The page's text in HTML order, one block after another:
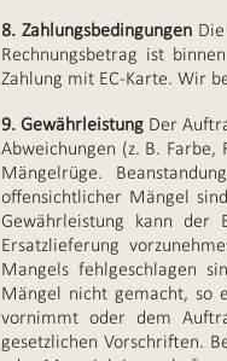
8. Zahlungsbedingungen
Rechnungsbetrag ist
Zahlung mit EC-Karte. Wir
9. Gewährleistung Der
Abweichungen (z. B.
Mängelrüge.
offensichtlicher Mängel
Gewährleistung kann der
Ersatzlieferung
Mangels fehlgeschlagen
Mängel nicht gemacht, so
vornimmt oder dem
gesetzlichen Vorschriften.